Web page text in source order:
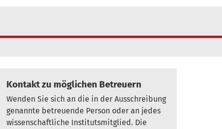
Kontakt zu möglichen Betreuern
Wenden Sie sich an die in der Ausschreibung
genannte betreuende Person oder an jedes
wissenschaftliche Institutsmitglied. Die